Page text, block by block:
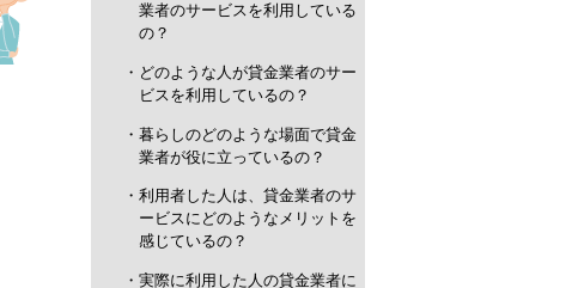
業者のサービスを利用している
の？
どのような人が貸金業者のサー
ビスを利用しているの？
暮らしのどのような場面で貸金
業者が役に立っているの？
利用者した人は、貸金業者のサ
ービスにどのようなメリットを
感じているの？
実際に利用した人の貸金業者に